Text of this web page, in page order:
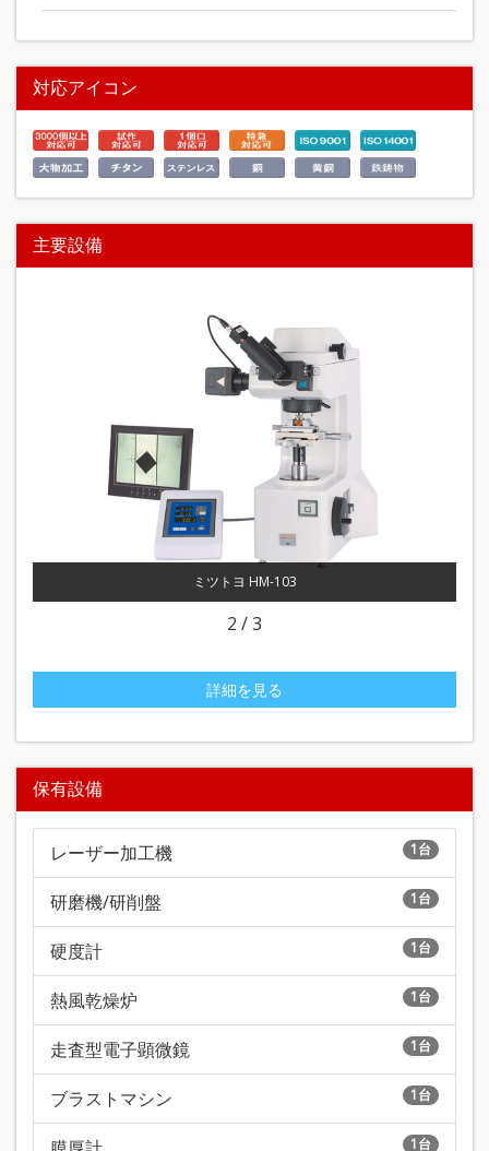
対応アイコン
主要設備
ミツトヨ HM-103
2 /3
詳細を見る
保有設備
1台
レーザー加工機
1台
研磨機/研削盤
1台
硬度計
1台
熱風乾燥炉
1台
走査型電子顕微鏡
1台
ブラストマシン
1台